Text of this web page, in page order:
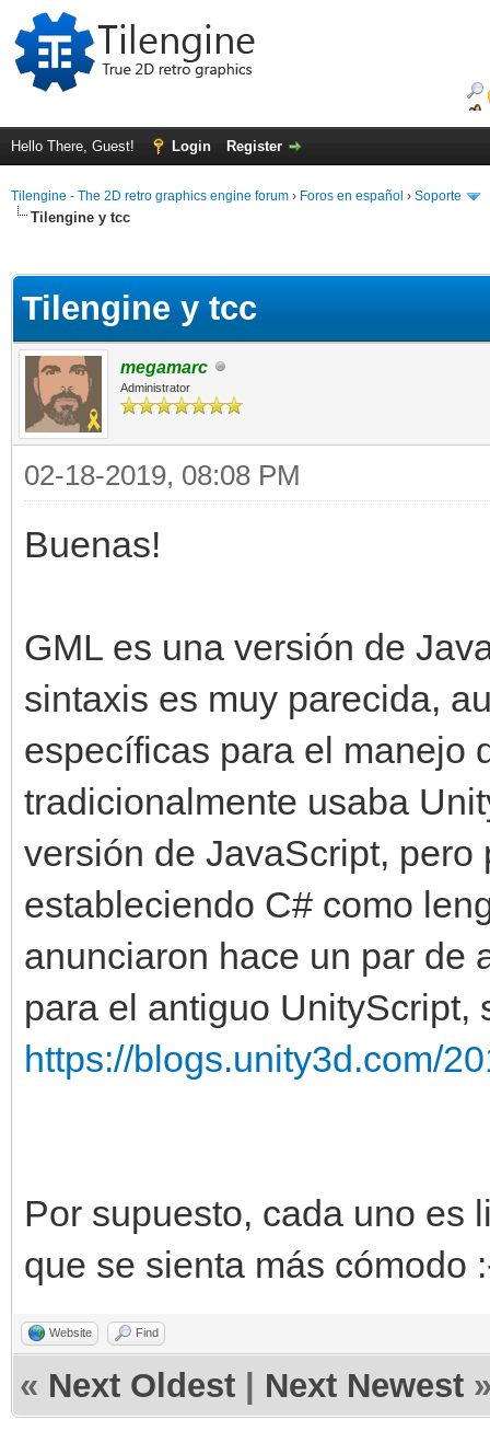
Hello There, Guest! Login Register
Tilengine - The 2D retro graphics engine forum › Foros en español › Soporte
Tilengine y tcc
Tilengine y tcc
megamarc
Administrator
02-18-2019, 08:08 PM
Buenas!
GML es una versión de
sintaxis es muy parecida,
específicas para el manejo
tradicionalmente usaba
versión de JavaScript,
estableciendo C# como
anunciaron hace un par de
para el antiguo
https://blogs.unity3d.com/
Por supuesto, cada uno es
que se sienta más cómodo
Website Find
« Next Oldest Next Newest